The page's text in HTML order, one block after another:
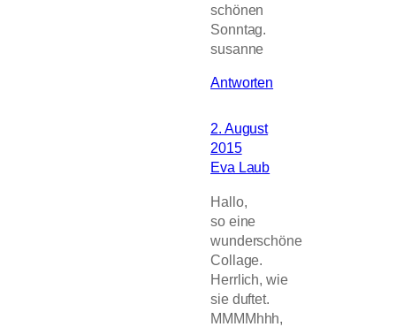
schönen
Sonntag.
susanne
Antworten
2. August
2015
Eva Laub
Hallo,
so eine
wunderschöne
Collage.
Herrlich, wie
sie duftet.
MMMMhhh,